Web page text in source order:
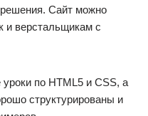
решения. Сайт можно
и верстальщикам с
по HTML5 и CSS, а
структурированы и